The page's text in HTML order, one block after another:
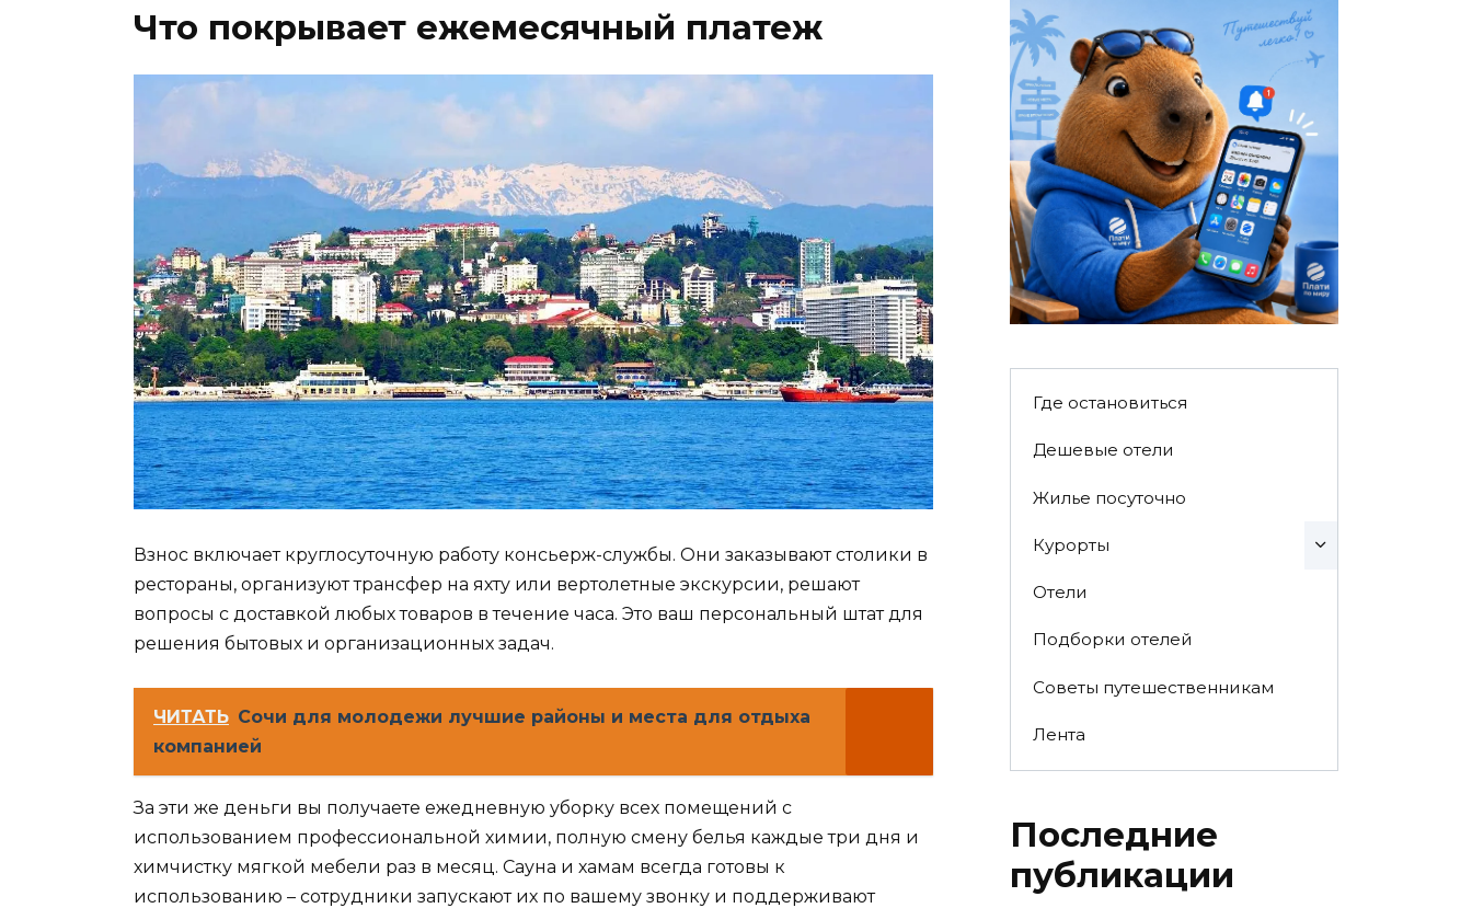
Что покрывает ежемесячный платеж
Взнос включает круглосуточную работу консьерж-службы. Они заказывают столики в
рестораны, организуют трансфер на яхту или вертолетные экскурсии, решают
вопросы с доставкой любых товаров в течение часа. Это ваш персональный штат для
решения бытовых и организационных задач.
ЧИТАТЬ Сочи для молодежи лучшие районы и места для отдыха
компанией
За эти же деньги вы получаете ежедневную уборку всех помещений с
использованием профессиональной химии, полную смену белья каждые три дня и
химчистку мягкой мебели раз в месяц. Сауна и хамам всегда готовы к
использованию – сотрудники запускают их по вашему звонку и поддерживают
Где остановиться
Дешевые отели
Жилье посуточно
Курорты
Отели
Подборки отелей
Советы путешественникам
Лента
Последние
публикации